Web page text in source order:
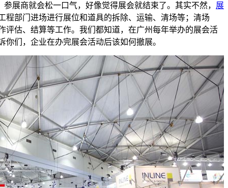
商就会松一口气，好像觉得展会就结束了。其实不然， 展
程部门进场进行展位和道具的拆除、运输、清场等；清场
评估、结算等工作。我们都知道，在广州每年举办的展会活
你们，企业在办完展会活动后该如何撤展。